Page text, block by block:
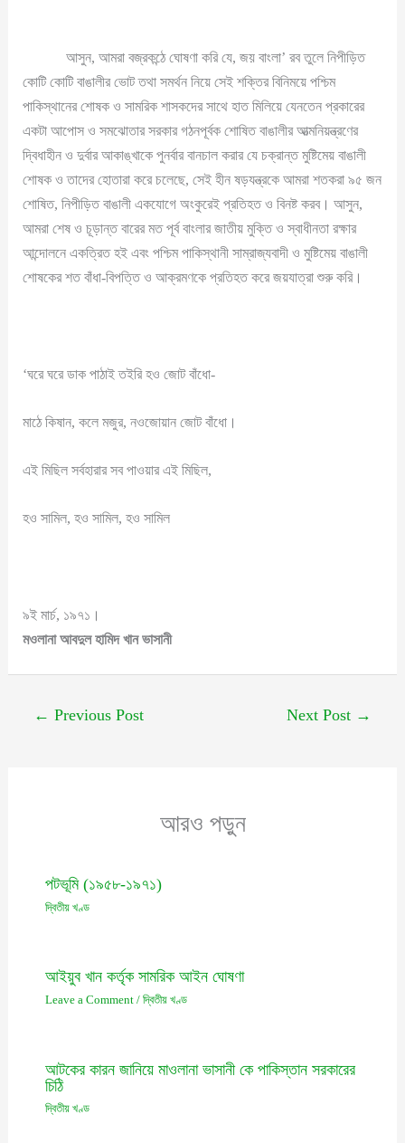
আসুন, আমরা বজ্রকন্ঠে ঘোষণা করি যে, জয় বাংলা’ রব তুলে নিপীড়িত
কোটি কোটি বাঙালীর ভোট তথা সমর্থন নিয়ে সেই শক্তির বিনিময়ে পশ্চিম
পাকিস্থানের শোষক ও সামরিক শাসকদের সাথে হাত মিলিয়ে যেনতেন প্রকারের
একটা আপোস ও সমঝোতার সরকার গঠনপূর্বক শোষিত বাঙালীর আত্মনিয়ন্ত্রণের
দ্বিধাহীন ও দুর্বার আকাঙ্খাকে পুনর্বার বানচাল করার যে চক্রান্ত মুষ্টিমেয় বাঙালী
শোষক ও তাদের হোতারা করে চলেছে, সেই হীন ষড়যন্ত্রকে আমরা শতকরা ৯৫ জন
শোষিত, নিপীড়িত বাঙালী একযোগে অংকুরেই প্রতিহত ও বিনষ্ট করব। আসুন,
আমরা শেষ ও চূড়ান্ত বারের মত পূর্ব বাংলার জাতীয় মুক্তি ও স্বাধীনতা রক্ষার
আন্দোলনে একত্রিত হই এবং পশ্চিম পাকিস্থানী সাম্রাজ্যবাদী ও মুষ্টিমেয় বাঙালী
শোষকের শত বাঁধা-বিপত্তি ও আক্রমণকে প্রতিহত করে জয়যাত্রা শুরু করি।
‘ঘরে ঘরে ডাক পাঠাই তইরি হও জোট বাঁধো-
মাঠে কিষান, কলে মজুর, নওজোয়ান জোট বাঁধো।
এই মিছিল সর্বহারার সব পাওয়ার এই মিছিল,
হও সামিল, হও সামিল, হও সামিল
৯ই মার্চ, ১৯৭১।
মওলানা আবদুল হামিদ খান ভাসানী
← Previous Post Next Post →
আরও পড়ুন
পটভূমি (১৯৫৮-১৯৭১)
দ্বিতীয় খণ্ড
আইয়ুব খান কর্তৃক সামরিক আইন ঘোষণা
Leave a Comment / দ্বিতীয় খণ্ড
আটকের কারন জানিয়ে মাওলানা ভাসানী কে পাকিস্তান সরকারের
চিঠি
দ্বিতীয় খণ্ড